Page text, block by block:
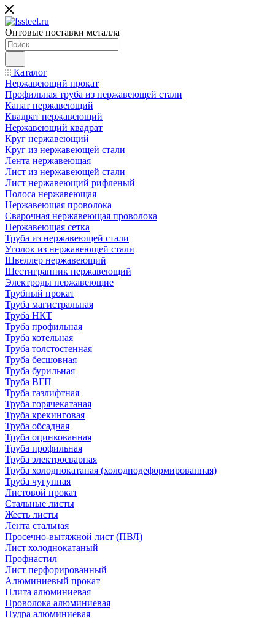
Оптовые поставки металла
Каталог
Нержавеющий прокат
Профильная труба из нержавеющей стали
Канат нержавеющий
Квадрат нержавеющий
Нержавеющий квадрат
Круг нержавеющий
Круг из нержавеющей стали
Лента нержавеющая
Лист из нержавеющей стали
Лист нержавеющий рифленый
Полоса нержавеющая
Нержавеющая проволока
Сварочная нержавеющая проволока
Нержавеющая сетка
Труба из нержавеющей стали
Уголок из нержавеющей стали
Швеллер нержавеющий
Шестигранник нержавеющий
Электроды нержавеющие
Трубный прокат
Труба магистральная
Труба НКТ
Труба профильная
Труба котельная
Труба толстостенная
Труба бесшовная
Труба бурильная
Труба ВГП
Труба газлифтная
Труба горячекатаная
Труба крекинговая
Труба обсадная
Труба оцинкованная
Труба профильная
Труба электросварная
Труба холоднокатаная (холоднодеформированная)
Труба чугунная
Листовой прокат
Стальные листы
Жесть листы
Лента стальная
Просечно-вытяжной лист (ПВЛ)
Лист холоднокатаный
Профнастил
Лист перфорированный
Алюминиевый прокат
Плита алюминиевая
Проволока алюминиевая
Пудра алюминиевая